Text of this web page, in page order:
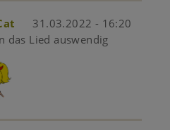
31.03.2022 - 16:20
das Lied auswendig